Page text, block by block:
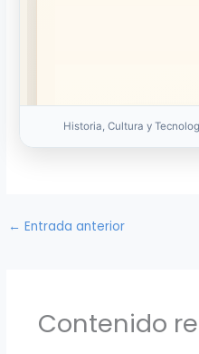
Historia, Cultura y
← Entrada anterior
Contenido